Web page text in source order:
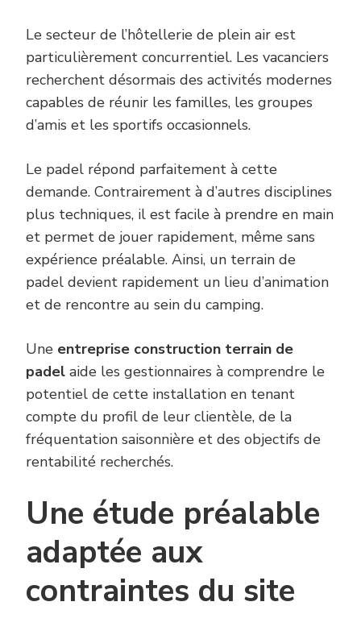
Le secteur de l’hôtellerie de plein air est
particulièrement concurrentiel. Les vacanciers
recherchent désormais des activités modernes
capables de réunir les familles, les groupes
d’amis et les sportifs occasionnels.
Le padel répond parfaitement à cette
demande. Contrairement à d’autres disciplines
plus techniques, il est facile à prendre en main
et permet de jouer rapidement, même sans
expérience préalable. Ainsi, un terrain de
padel devient rapidement un lieu d’animation
et de rencontre au sein du camping.
Une entreprise construction terrain de
padel aide les gestionnaires à comprendre le
potentiel de cette installation en tenant
compte du profil de leur clientèle, de la
fréquentation saisonnière et des objectifs de
rentabilité recherchés.
Une étude préalable
adaptée aux
contraintes du site